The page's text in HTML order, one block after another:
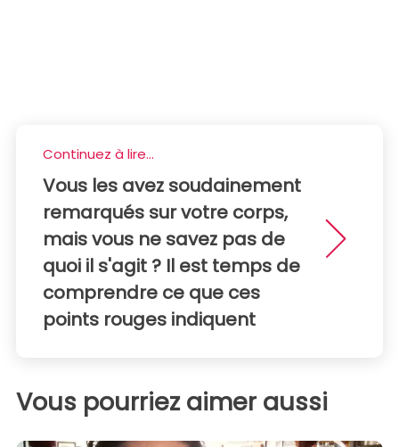
Continuez à lire...
Vous les avez soudainement
remarqués sur votre corps,
mais vous ne savez pas de
quoi il s'agit ? Il est temps de
comprendre ce que ces
points rouges indiquent
Vous pourriez aimer aussi